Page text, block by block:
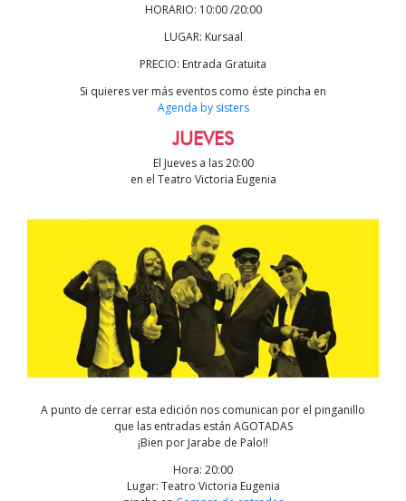
HORARIO: 10:00 /20:00
LUGAR: Kursaal
PRECIO: Entrada Gratuita
Si quieres ver más eventos como éste pincha en
Agenda by sisters
JUEVES
El Jueves a las 20:00
en el Teatro Victoria Eugenia
A punto de cerrar esta edición nos comunican por el pinganillo
que las entradas están AGOTADAS
¡Bien por Jarabe de Palo!!
Hora: 20:00
Lugar: Teatro Victoria Eugenia